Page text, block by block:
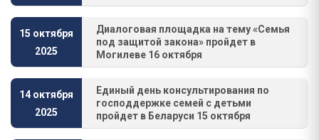
15 октября
2025
Диалоговая площадка на тему «Семья
под защитой закона» пройдет в
Могилеве 16 октября
14 октября
2025
Единый день консультирования по
господдержке семей с детьми
пройдет в Беларуси 15 октября